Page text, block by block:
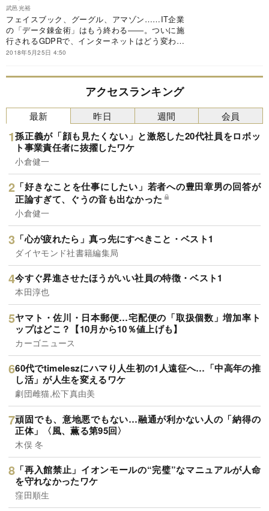
武邑光裕
フェイスブック、グーグル、アマゾン……IT企業
の「データ錬金術」はもう終わる――。ついに施
行されるGDPRで、インターネットはどう変わる
のか？ 日本企業にはどのような影響があるの
2018年5月25日 4:50
アクセスランキング
最新
孫正義が「顔も見たくない」と激怒した20代社員をロボッ
ト事業責任者に抜擢したワケ
小倉健一
「好きなことを仕事にしたい」若者への豊田章男の回答が
正論すぎて、ぐうの音も出なかった
小倉健一
「心が疲れたら」真っ先にすべきこと・ベスト1
ダイヤモンド社書籍編集局
今すぐ昇進させたほうがいい社員の特徴・ベスト1
本田淳也
ヤマト・佐川・日本郵便…宅配便の「取扱個数」増加率ト
ップはどこ？【10月から10％値上げも】
カーゴニュース
60代でtimeleszにハマり人生初の1人遠征へ…「中高年の推
し活」が人生を変えるワケ
劇団雌猫,松下真由美
頑固でも、意地悪でもない…融通が利かない人の「納得の
正体」〈風、薫る第95回〉
木俣 冬
「再入館禁止」イオンモールの“完璧”なマニュアルが人命
を守れなかったワケ
窪田順生
昨日 週間 会員